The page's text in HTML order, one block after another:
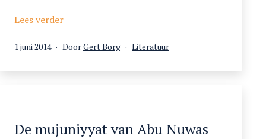
Lees verderInleiding
de
Gepubliceerd
1 juni 2014 DoorGert Borg
Gecategoriseerd
Literatuur
De mujuniyyat van Abu Nuwas